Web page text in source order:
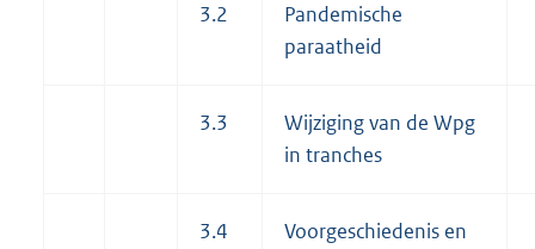
3.2
Pandemische
paraatheid
3.3
Wijziging van de Wpg
in tranches
3.4
Voorgeschiedenis en